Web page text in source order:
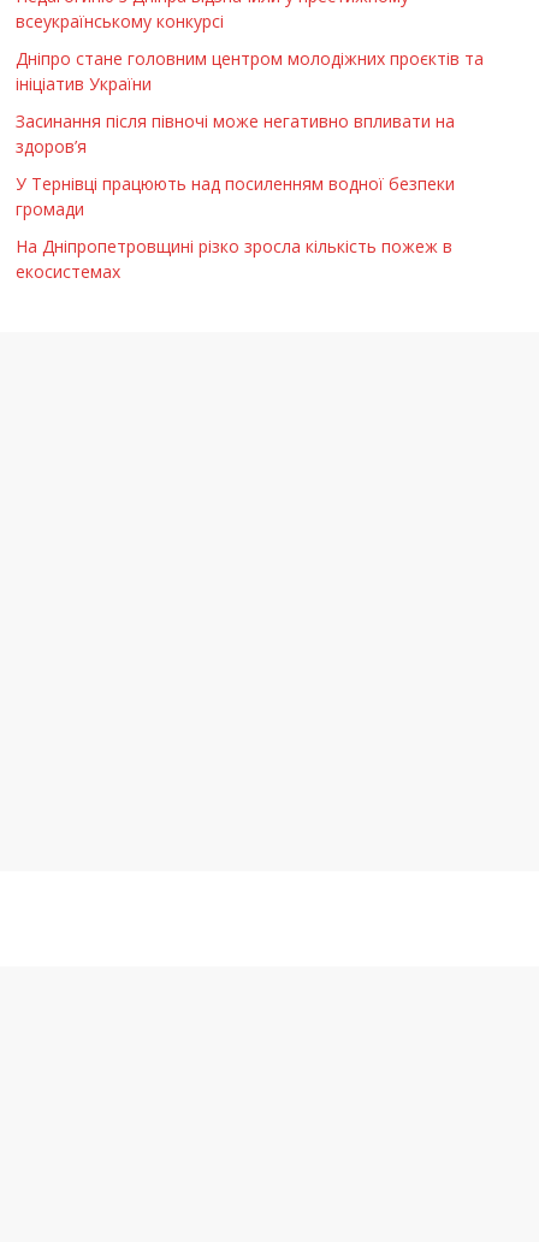
всеукраїнському конкурсі
Дніпро стане головним центром молодіжних проєктів та
ініціатив України
Засинання після півночі може негативно впливати на
здоров’я
У Тернівці працюють над посиленням водної безпеки
громади
На Дніпропетровщині різко зросла кількість пожеж в
екосистемах